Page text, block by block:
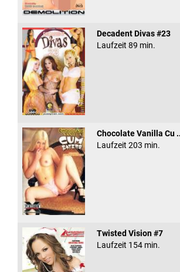
Decadent Divas #23
Laufzeit 89 min.
Chocolate Vanilla Cu
Laufzeit 203 min.
Twisted Vision #7
Laufzeit 154 min.